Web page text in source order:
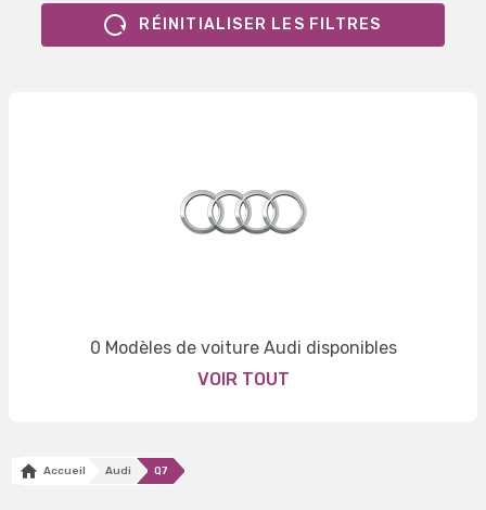
RÉINITIALISER LES FILTRES
0 Modèles de voiture Audi disponibles
VOIR TOUT
Accueil Audi Q7